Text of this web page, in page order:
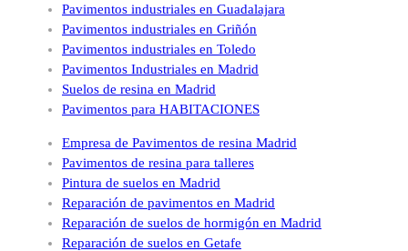
Pavimentos industriales en Guadalajara
Pavimentos industriales en Griñón
Pavimentos industriales en Toledo
Pavimentos Industriales en Madrid
Suelos de resina en Madrid
Pavimentos para HABITACIONES
Empresa de Pavimentos de resina Madrid
Pavimentos de resina para talleres
Pintura de suelos en Madrid
Reparación de pavimentos en Madrid
Reparación de suelos de hormigón en Madrid
Reparación de suelos en Getafe